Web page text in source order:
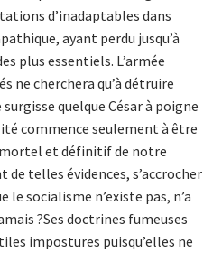
d’inadaptables dans
ayant perdu jusqu’à
plus essentiels. L’armée
ne cherchera qu’à détruire
quelque César à poigne
commence seulement à être
et définitif de notre
de telles évidences, s’accrocher
le socialisme n’existe pas, n’a
?Ses doctrines fumeuses
impostures puisqu’elles ne